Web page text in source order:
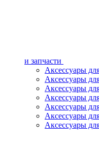
и запчасти
Аксессуары
Аксессуары
Аксессуары
Аксессуары
Аксессуары
Аксессуары
Аксессуары